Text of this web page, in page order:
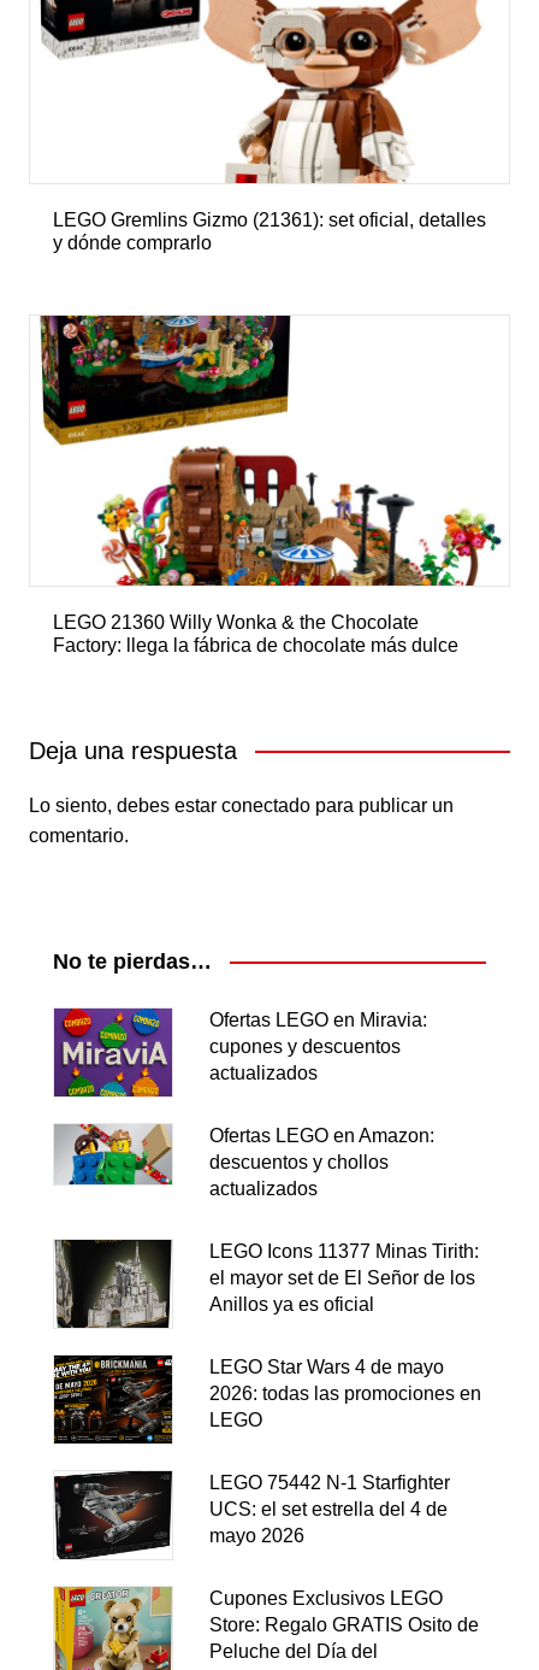
LEGO Gremlins Gizmo (21361): set oficial, detalles
y dónde comprarlo
LEGO 21360 Willy Wonka & the Chocolate
Factory: llega la fábrica de chocolate más dulce
Deja una respuesta
Lo siento, debes estar conectadopara publicar un
comentario.
No te pierdas…
Ofertas LEGO en Miravia:
cupones y descuentos
actualizados
Ofertas LEGO en Amazon:
descuentos y chollos
actualizados
LEGO Icons 11377 Minas Tirith:
el mayor set de El Señor de los
Anillos ya es oficial
LEGO Star Wars 4 de mayo
2026: todas las promociones en
LEGO
LEGO 75442 N-1 Starfighter
UCS: el set estrella del 4 de
mayo 2026
Cupones Exclusivos LEGO
Store: Regalo GRATIS Osito de
Peluche del Día del